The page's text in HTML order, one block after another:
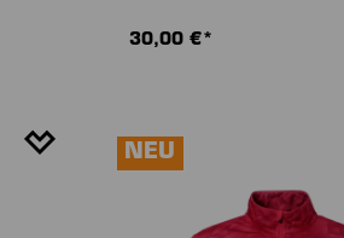
30,00 €*
NEU